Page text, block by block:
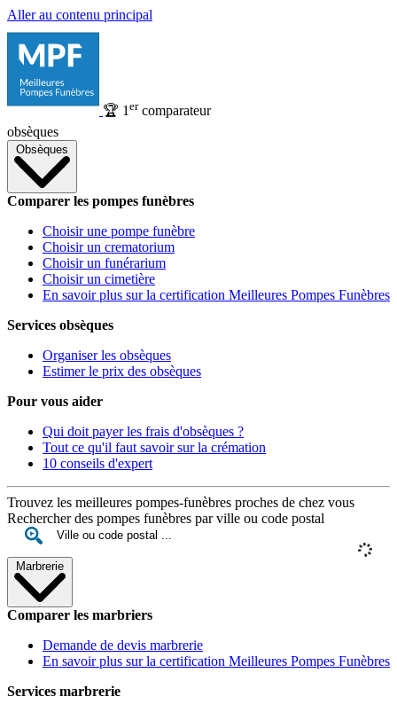
Aller au contenu principal
🏆 1 ercomparateur
obsèques
Obsèques
Comparer les pompes funèbres
Choisir une pompe funèbre
Choisir un crematorium
Choisir un funérarium
Choisir un cimetière
En savoir plus sur la certification Meilleures Pompes Funèbres
Services obsèques
Organiser les obsèques
Estimer le prix des obsèques
Pour vous aider
Qui doit payer les frais d'obsèques ?
Tout ce qu'il faut savoir sur la crémation
10 conseils d'expert
Trouvez les meilleures pompes-funèbres proches de chez vous
Rechercher des pompes funèbres par ville ou code postal
Marbrerie
Comparer les marbriers
Demande de devis marbrerie
En savoir plus sur la certification Meilleures Pompes Funèbres
Services marbrerie